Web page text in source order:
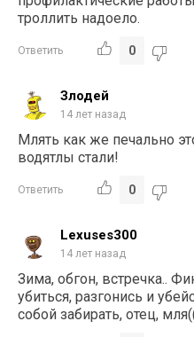
троллить надоело.
Ответить 0
Злодей
14 лет назад
Млять как же печально
водятлы стали!
Ответить 0
Lexuses300
14 лет назад
Зима, обгон, встречка..
убиться, разгонись и
собой забирать, отец,